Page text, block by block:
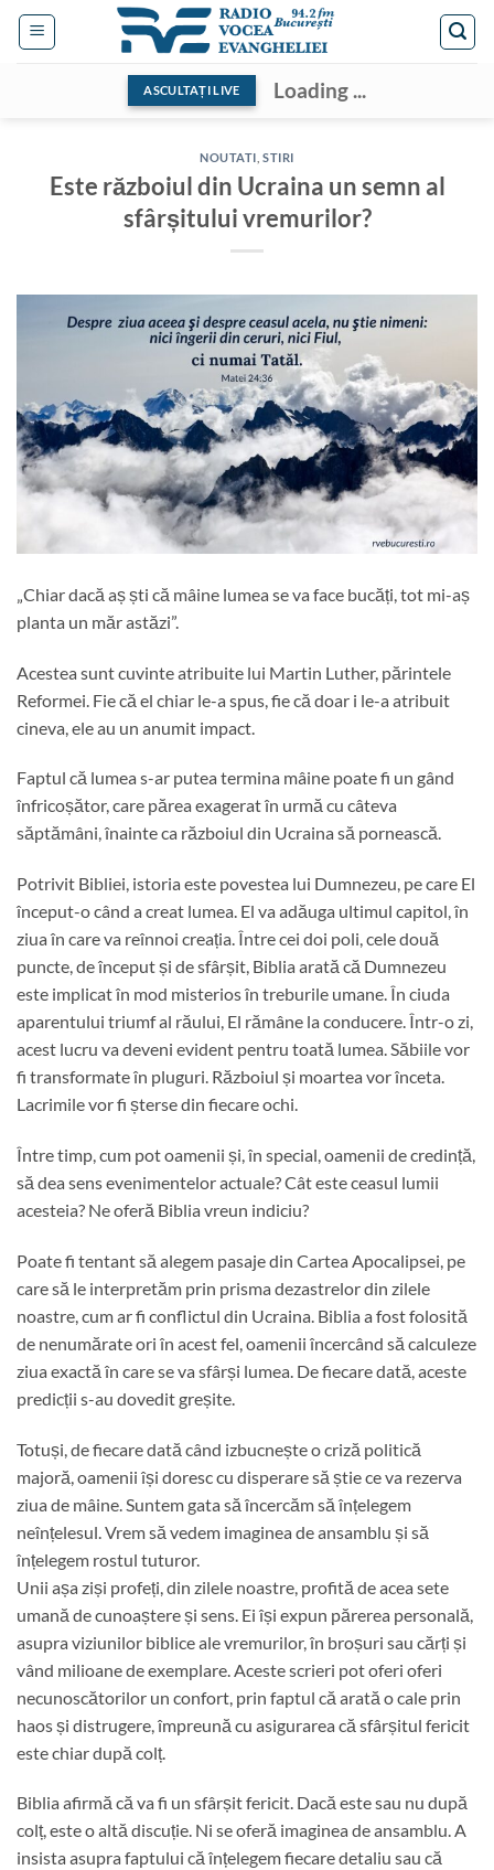
Skip
ASCULTAȚI LIVE Loading ...
NOUTATI ,STIRI
Este războiul din Ucraina un semn al
sfârșitului vremurilor?
„Chiar dacă aș ști că mâine lumea se va face bucăți, tot mi-aș
planta un măr astăzi”.
Acestea sunt cuvinte atribuite lui Martin Luther, părintele
Reformei. Fie că el chiar le-a spus, fie că doar i le-a atribuit
cineva, ele au un anumit impact.
Faptul că lumea s-ar putea termina mâine poate fi un gând
înfricoșător, care părea exagerat în urmă cu câteva
săptămâni, înainte ca războiul din Ucraina să pornească.
Potrivit Bibliei, istoria este povestea lui Dumnezeu, pe care El
început-o când a creat lumea. El va adăuga ultimul capitol, în
ziua în care va reînnoi creația. Între cei doi poli, cele două
puncte, de început și de sfârșit, Biblia arată că Dumnezeu
este implicat în mod misterios în treburile umane. În ciuda
aparentului triumf al răului, El rămâne la conducere. Într-o zi,
acest lucru va deveni evident pentru toată lumea. Săbiile vor
fi transformate în pluguri. Războiul și moartea vor înceta.
Lacrimile vor fi șterse din fiecare ochi.
Între timp, cum pot oamenii și, în special, oamenii de credință,
să dea sens evenimentelor actuale? Cât este ceasul lumii
acesteia? Ne oferă Biblia vreun indiciu?
Poate fi tentant să alegem pasaje din Cartea Apocalipsei, pe
care să le interpretăm prin prisma dezastrelor din zilele
noastre, cum ar fi conflictul din Ucraina. Biblia a fost folosită
de nenumărate ori în acest fel, oamenii încercând să calculeze
ziua exactă în care se va sfârși lumea. De fiecare dată, aceste
predicții s-au dovedit greșite.
Totuși, de fiecare dată când izbucnește o criză politică
majoră, oamenii își doresc cu disperare să știe ce va rezerva
ziua de mâine. Suntem gata să încercăm să înțelegem
neînțelesul. Vrem să vedem imaginea de ansamblu și să
înțelegem rostul tuturor.
Unii așa ziși profeți, din zilele noastre, profită de acea sete
umană de cunoaștere și sens. Ei își expun părerea personală,
asupra viziunilor biblice ale vremurilor, în broșuri sau cărți și
vând milioane de exemplare. Aceste scrieri pot oferi oferi
necunoscătorilor un confort, prin faptul că arată o cale prin
haos și distrugere, împreună cu asigurarea că sfârșitul fericit
este chiar după colț.
Biblia afirmă că va fi un sfârșit fericit. Dacă este sau nu după
colț, este o altă discuție. Ni se oferă imaginea de ansamblu. A
insista asupra faptului că înțelegem fiecare detaliu sau că